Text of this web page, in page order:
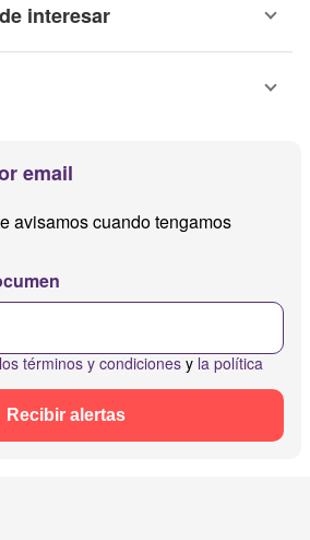
interesar
email
avisamos cuando tengamos
los términos y condiciones y la política
Recibir alertas